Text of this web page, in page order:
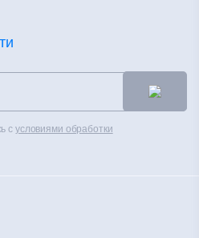
с условиями обработки